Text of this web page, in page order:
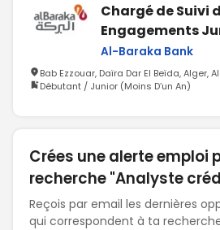
Chargé de Suivi
Engagements
Al-Baraka Bank
Bab Ezzouar, Daïra Dar El Beïda, Alger,
Débutant / Junior (Moins D’un An)
Crées une alerte emploi
recherche "Analyste
Reçois par email les dernières
qui correspondent à ta